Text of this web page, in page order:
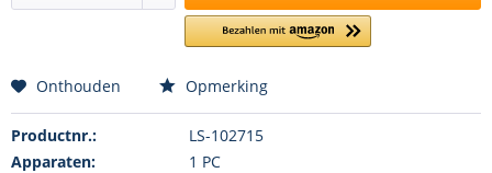
Onthouden Opmerking
Productnr.:
LS-102715
Apparaten:
1 PC